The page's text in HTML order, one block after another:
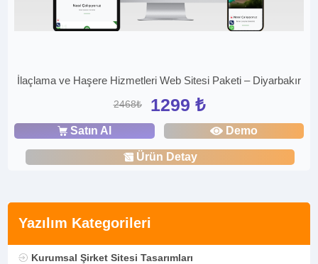
Yazılım Kategorileri
Kurumsal Şirket Sitesi Tasarımları
İlaçlama ve Haşere Hizmetleri Web Sitesi Paketi – Diyarbakır
2468₺ 1299 ₺
Satın Al Demo
Ürün Detay